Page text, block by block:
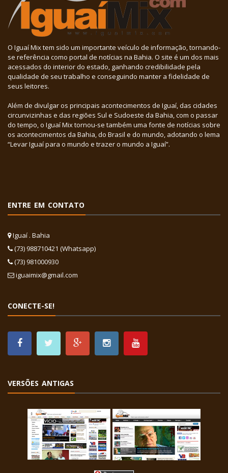
O Iguaí Mix tem sido um importante veículo de informação, tornando-
se referência como portal de notícias na Bahia. O site é um dos mais
acessados do interior do estado, ganhando credibilidade pela
qualidade de seu trabalho e conseguindo manter a fidelidade de
seus leitores.
Além de divulgar os principais acontecimentos de Iguaí, das cidades
circunvizinhas e das regiões Sul e Sudoeste da Bahia, com o passar
do tempo, o Iguaí Mix tornou-se também uma fonte de notícias sobre
os acontecimentos da Bahia, do Brasil e do mundo, adotando o lema
“Levar Iguaí para o mundo e trazer o mundo a Iguaí”.
ENTRE EM CONTATO
Iguaí . Bahia
(73) 988710421 (Whatsapp)
(73) 981000930
iguaimix@gmail.com
CONECTE-SE!
VERSÕES ANTIGAS